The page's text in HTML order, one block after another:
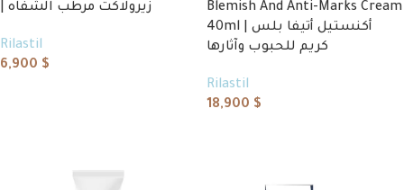
| زيرولاكت مرطب الشفاه
Rilastil
6,900 $
Blemish And Anti-Marks Cream
40ml | أكنستيل أتيفا بلس
كريم للحبوب وآثارها
Rilastil
18,900 $